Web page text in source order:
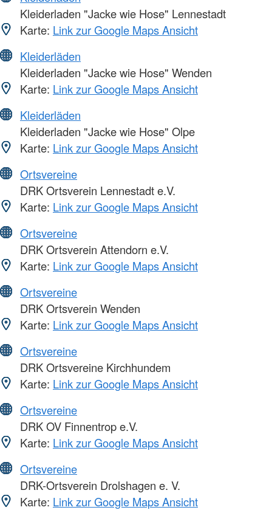
Kleiderladen "Jacke wie Hose" Lennestadt
Karte: Link zur Google Maps Ansicht
Kleiderläden
Kleiderladen "Jacke wie Hose" Wenden
Karte: Link zur Google Maps Ansicht
Kleiderläden
Kleiderladen "Jacke wie Hose" Olpe
Karte: Link zur Google Maps Ansicht
Ortsvereine
DRK Ortsverein Lennestadt e.V.
Karte: Link zur Google Maps Ansicht
Ortsvereine
DRK Ortsverein Attendorn e.V.
Karte: Link zur Google Maps Ansicht
Ortsvereine
DRK Ortsverein Wenden
Karte: Link zur Google Maps Ansicht
Ortsvereine
DRK Ortsvereine Kirchhundem
Karte: Link zur Google Maps Ansicht
Ortsvereine
DRK OV Finnentrop e.V.
Karte: Link zur Google Maps Ansicht
Ortsvereine
DRK-Ortsverein Drolshagen e. V.
Karte: Link zur Google Maps Ansicht